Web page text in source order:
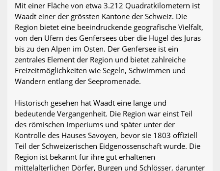
Mit einer Fläche von etwa 3.212 Quadratkilometern ist
Waadt einer der grössten Kantone der Schweiz. Die
Region bietet eine beeindruckende geografische Vielfalt,
von den Ufern des Genfersees über die Hügel des Juras
bis zu den Alpen im Osten. Der Genfersee ist ein
zentrales Element der Region und bietet zahlreiche
Freizeitmöglichkeiten wie Segeln, Schwimmen und
Wandern entlang der Seepromenade.
Historisch gesehen hat Waadt eine lange und
bedeutende Vergangenheit. Die Region war einst Teil
des römischen Imperiums und später unter der
Kontrolle des Hauses Savoyen, bevor sie 1803 offiziell
Teil der Schweizerischen Eidgenossenschaft wurde. Die
Region ist bekannt für ihre gut erhaltenen
mittelalterlichen Dörfer, Burgen und Schlösser, darunter